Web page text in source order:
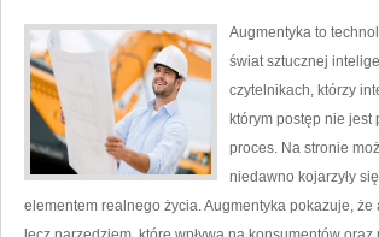
Augmentyka to
świat sztucznej
czytelnikach, którzy
którym postęp nie
proces. Na stronie
niedawno kojarzyły
elementem realnego życia. Augmentyka pokazuje,